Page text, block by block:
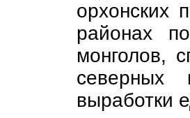
орхонских
районах
монголов,
северных
выработки